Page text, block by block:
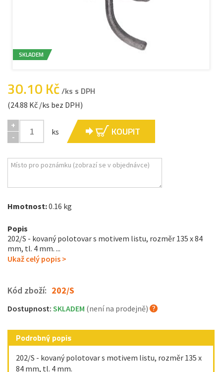
SKLADEM
30.10 Kč/ks s DPH
(24.88 Kč /ks bez DPH)
+
-
ks KOUPIT
Hmotnost:0.16 kg
Popis
202/S - kovaný polotovar s motivem listu, rozměr 135 x 84
mm, tl. 4 mm. ...
Ukaž celý popis >
Kód zboží: 202/S
Dostupnost: SKLADEM (není na prodejně)
Podrobný popis
202/S - kovaný polotovar s motivem listu, rozměr 135 x
84 mm, tl. 4 mm.